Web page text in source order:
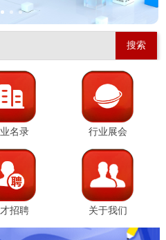
搜索
名录 行业展会
招聘 关于我们